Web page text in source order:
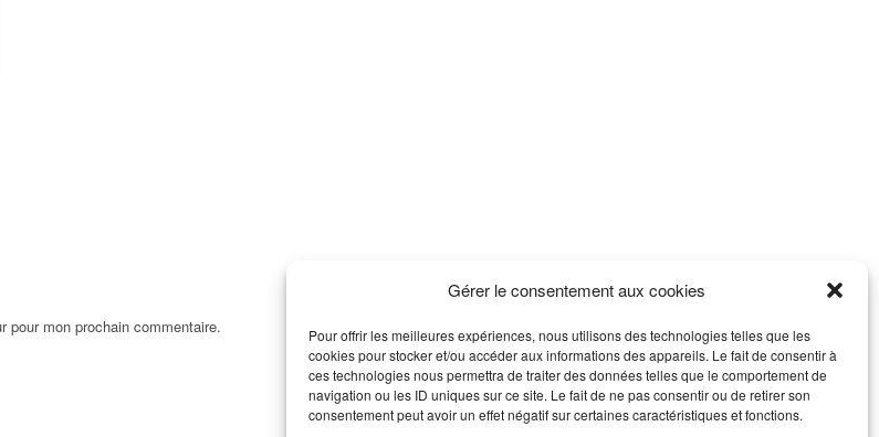
Gérer le consentement aux cookies
Pour offrir les meilleures expériences, nous utilisons des technologies telles que les
cookies pour stocker et/ou accéder aux informations des appareils. Le fait de consentir à
ces technologies nous permettra de traiter des données telles que le comportement de
navigation ou les ID uniques sur ce site. Le fait de ne pas consentir ou de retirer son
consentement peut avoir un effet négatif sur certaines caractéristiques et fonctions.
pour mon prochain commentaire.